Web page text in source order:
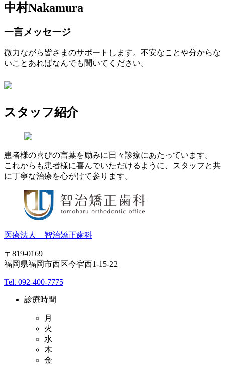
中村Nakamura
一言メッセージ
微力ながら皆さまのサポートします。不安なことや分からな
いことあればなんでも聞いてください。
スタッフ紹介
患者様の喜びの言葉を励みに日々診療にあたっています。
これからも患者様に喜んでいただけるように、スタッフと共
に丁寧な治療を心がけて参ります。
医療法人 智治矯正歯科
〒819-0169
福岡県福岡市西区今宿西1-15-22
Tel. 092-400-7775
診療時間
月
火
水
木
金